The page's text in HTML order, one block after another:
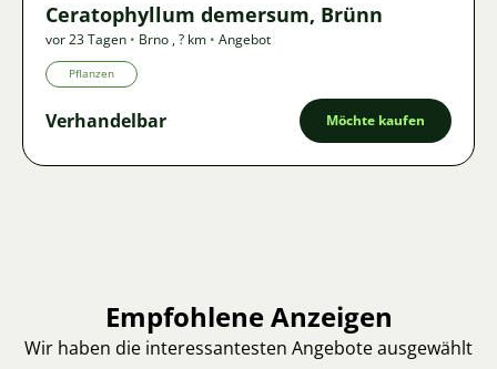
Ceratophyllum demersum, Brünn
vor 23 Tagen • Brno ,? km • Angebot
Pflanzen
Verhandelbar Möchte kaufen
Empfohlene Anzeigen
Wir haben die interessantesten Angebote ausgewählt